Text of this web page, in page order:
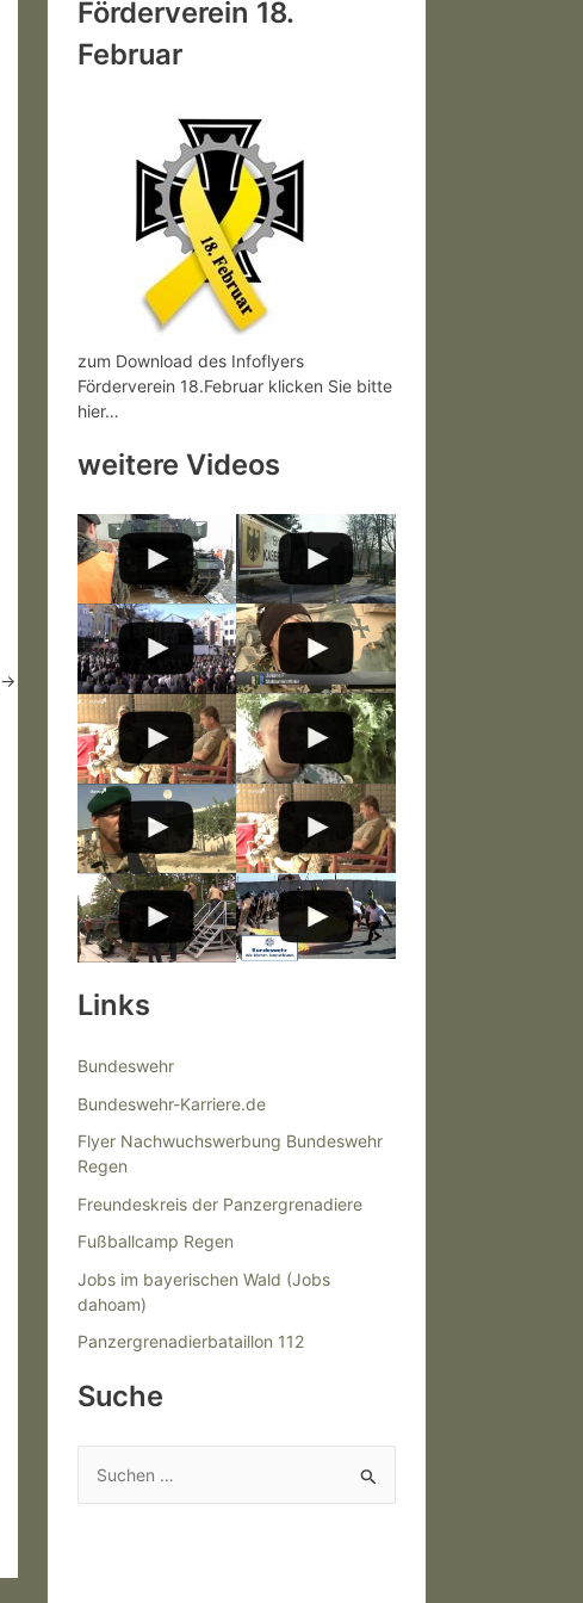
→
Förderverein 18.
Februar
zum Download des Infoflyers
Förderverein 18.Februar klicken Sie bitte
hier…
weitere Videos
Links
Bundeswehr
Bundeswehr-Karriere.de
Flyer Nachwuchswerbung Bundeswehr
Regen
Freundeskreis der Panzergrenadiere
Fußballcamp Regen
Jobs im bayerischen Wald (Jobs
dahoam)
Panzergrenadierbataillon 112
Suche